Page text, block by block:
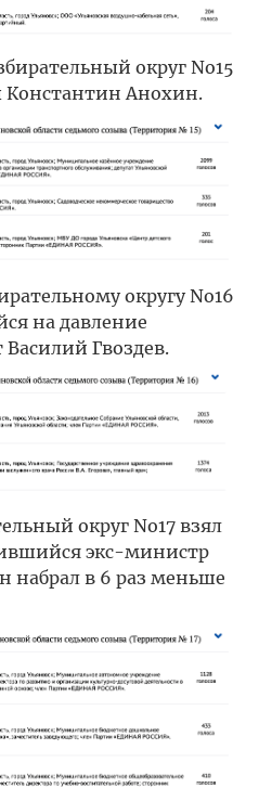
округ No15
Константин Анохин.
округу No16
на давление
Василий Гвоздев.
округ No17 взял
экс-министр
набрал в 6 раз меньше